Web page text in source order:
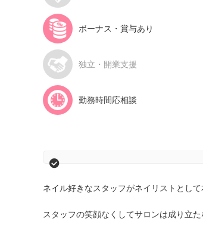
ボーナス・賞与あり
独立・開業支援
勤務時間応相談
ネイル好きなスタッフがネイリストとし
スタッフの笑顔なくしてサロンは成り立た